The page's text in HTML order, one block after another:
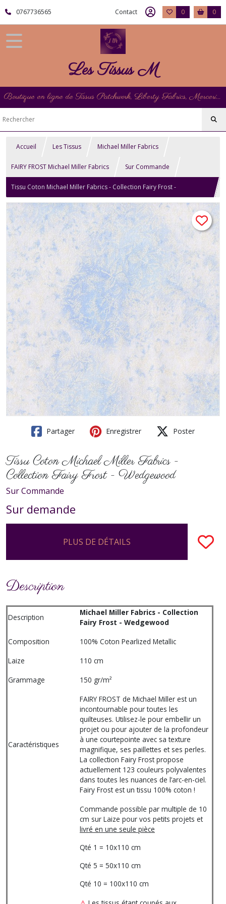
0767736565 Contact 0 0
Les Tissus M
Boutique en ligne de Tissus Patchwork, Liberty Fabrics, Mercerie et Matériel de Point de Croix
Accueil Les Tissus Michael Miller Fabrics
FAIRY FROST Michael Miller Fabrics Sur Commande
Tissu Coton Michael Miller Fabrics - Collection Fairy Frost -
Wedgewood
Partager Enregistrer Poster
Tissu Coton Michael Miller Fabrics -
Collection Fairy Frost - Wedgewood
Sur Commande
Sur demande
PLUS DE DÉTAILS
Description
Description
Michael Miller Fabrics - Collection
Fairy Frost - Wedgewood
Composition
100% Coton Pearlized Metallic
Laize
110 cm
Grammage
150 gr/m²
Caractéristiques
FAIRY FROST de Michael Miller est un
incontournable pour toutes les
quilteuses. Utilisez-le pour embellir un
projet ou pour ajouter de la profondeur
à une courtepointe avec sa texture
magnifique, ses paillettes et ses perles.
La collection Fairy Frost propose
actuellement 123 couleurs polyvalentes
dans toutes les nuances de l’arc-en-ciel.
Fairy Frost est un tissu 100% coton !
Commande possible par multiple de 10
cm sur Laize pour vos petits projets et
livré en une seule pièce
Qté 1 = 10x110 cm
Qté 5 = 50x110 cm
Qté 10 = 100x110 cm